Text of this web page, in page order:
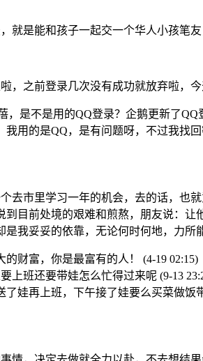
就是能和孩子一起交一个华人小孩笔
，之前登录几次没有成功就放弃啦，
，是不是用的QQ登录？企鹅更新了
我用的是QQ，是有问题呀，不过我找
去市里学习一年的机会，去的话，也
到目前处境的艰难和煎熬，朋友说：
是我妥妥的依靠，无论何时何地，力所
的财富，你是最富有的人！ (4-19 02:15)
上班还要带娃怎么忙得过来呢 (9-13
了娃再上班，下午接了娃要么买菜做